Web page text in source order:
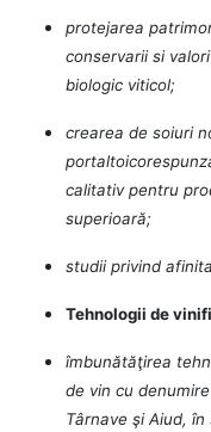
protejarea
conservarii si
biologic viticol;
crearea de soiuri
calitativ pentru
superioară;
studii privind
Tehnologii de
îmbunătăţirea
de vin cu
Târnave şi Aiud,